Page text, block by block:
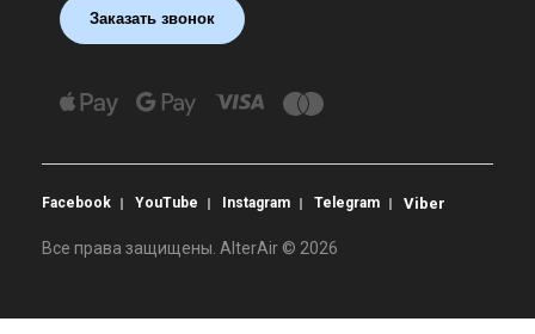
Заказать звонок
Facebook YouTube Instagram Telegram Viber
Все права защищены. AlterAir © 2026